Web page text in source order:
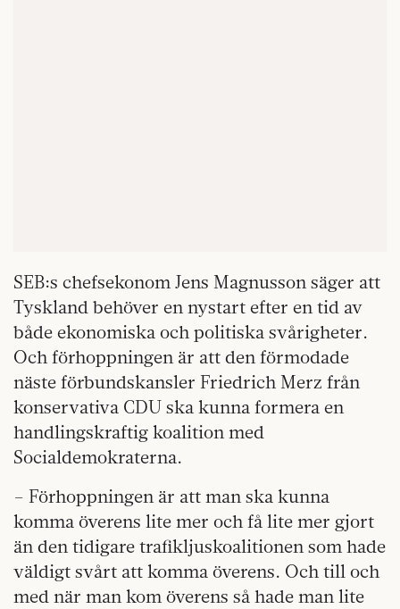
SEB:s chefsekonom Jens Magnusson säger att
Tyskland behöver en nystart efter en tid av
både ekonomiska och politiska svårigheter.
Och förhoppningen är att den förmodade
näste förbundskansler Friedrich Merz från
konservativa CDU ska kunna formera en
handlingskraftig koalition med
Socialdemokraterna.
– Förhoppningen är att man ska kunna
komma överens lite mer och få lite mer gjort
än den tidigare trafikljuskoalitionen som hade
väldigt svårt att komma överens. Och till och
med när man kom överens så hade man lite